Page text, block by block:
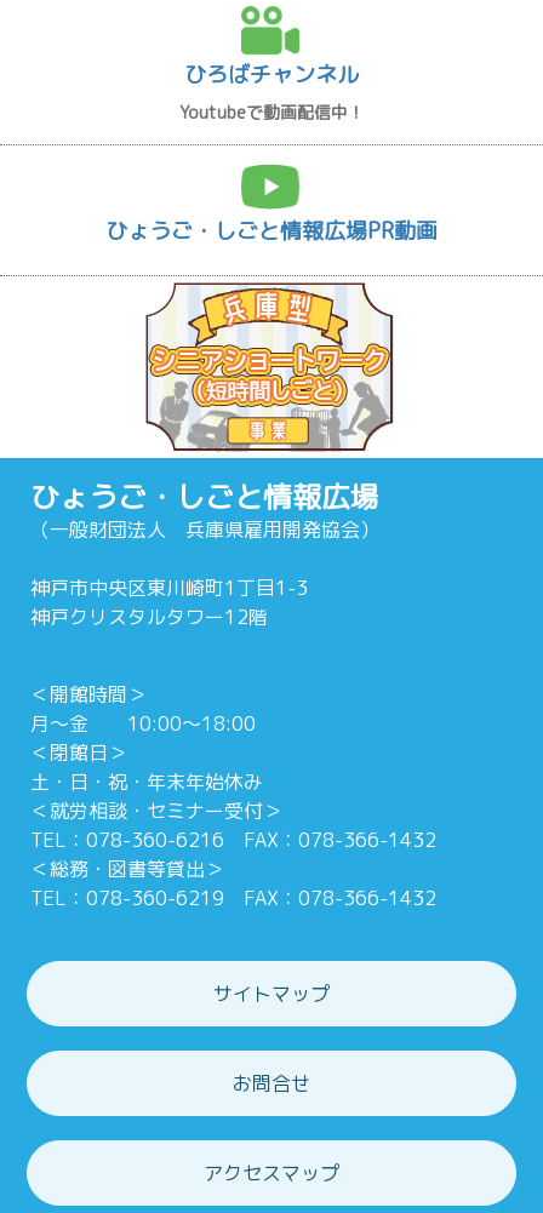
ひろばチャンネル
Youtubeで動画配信中！
ひょうご・しごと情報広場PR動画
ひょうご・しごと情報広場
（一般財団法人 兵庫県雇用開発協会）
神戸市中央区東川崎町1丁目1-3
神戸クリスタルタワー12階
＜開館時間＞
月～金 10:00～18:00
＜閉館日＞
土・日・祝・年末年始休み
＜就労相談・セミナー受付＞
TEL：078-360-6216 FAX：078-366-1432
＜総務・図書等貸出＞
TEL：078-360-6219 FAX：078-366-1432
サイトマップ
お問合せ
アクセスマップ